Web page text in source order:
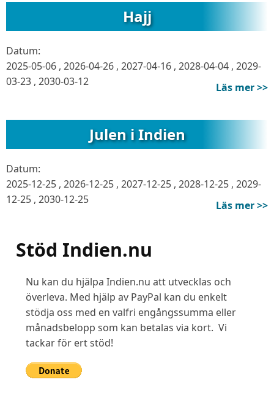
Hajj
Datum:
2025-05-06 , 2026-04-26 , 2027-04-16 , 2028-04-04 , 2029-
03-23 , 2030-03-12 Läs mer >>
Julen i Indien
Datum:
2025-12-25 , 2026-12-25 , 2027-12-25 , 2028-12-25 , 2029-
12-25 , 2030-12-25 Läs mer >>
Stöd Indien.nu
Nu kan du hjälpa Indien.nu att utvecklas och
överleva. Med hjälp av PayPal kan du enkelt
stödja oss med en valfri engångssumma eller
månadsbelopp som kan betalas via kort. Vi
tackar för ert stöd!